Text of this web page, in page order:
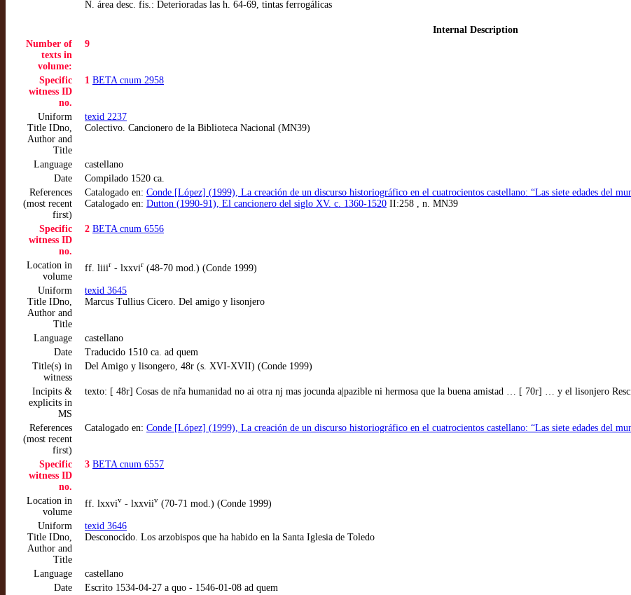
N. área desc. fis.: Deterioradas las h. 64-69, tintas ferrogálicas
Internal Description
Number of
texts in
volume:
9
Specific
witness ID
no.
1 BETA cnum 2958
Uniform
Title IDno,
Author and
Title
texid 2237
Colectivo. Cancionero de la Biblioteca Nacional (MN39)
Language
castellano
Date
Compilado 1520 ca.
References
(most recent
first)
Catalogado en: Conde [López] (1999), La creación de un discurso historiográfico en el cuatrocientos castellano: “Las siete edades del
Catalogado en: Dutton (1990-91), El cancionero del siglo XV. c. 1360-1520 II:258 , n. MN39
Specific
witness ID
no.
2 BETA cnum 6556
Location in
volume
ff. liiir - lxxvir (48-70 mod.) (Conde 1999)
Uniform
Title IDno,
Author and
Title
texid 3645
Marcus Tullius Cicero. Del amigo y lisonjero
Language
castellano
Date
Traducido 1510 ca. ad quem
Title(s) in
witness
Del Amigo y lisongero, 48r (s. XVI-XVII) (Conde 1999)
Incipits &
explicits in
MS
texto: [ 48r] Cosas de nr̃a humanidad no ai otra nj mas jocunda a|pazible ni hermosa que la buena amistad … [ 70r] … y el lisonjero
References
(most recent
first)
Catalogado en: Conde [López] (1999), La creación de un discurso historiográfico en el cuatrocientos castellano: “Las siete edades del
Specific
witness ID
no.
3 BETA cnum 6557
Location in
volume
ff. lxxviv - lxxviiv (70-71 mod.) (Conde 1999)
Uniform
Title IDno,
Author and
Title
texid 3646
Desconocido. Los arzobispos que ha habido en la Santa Iglesia de Toledo
Language
castellano
Date
Escrito 1534-04-27 a quo - 1546-01-08 ad quem